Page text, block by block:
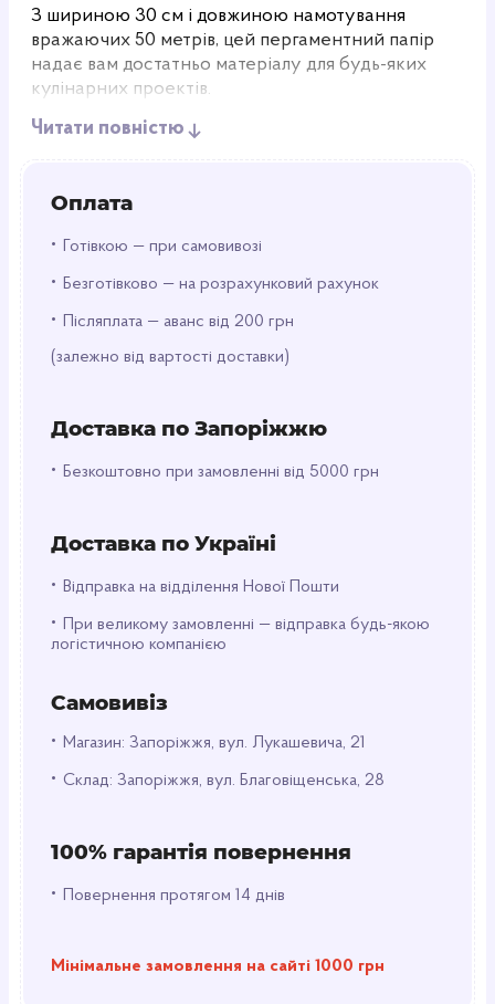
Оплата
• Готівкою — при самовивозі
• Безготівково — на розрахунковий рахунок
•
Післяплата — аванс від 200 грн
(залежно від вартості доставки)
Доставка по Запоріжжю
• Безкоштовно при замовленні від 5000 грн
Доставка по Україні
• Відправка на відділення Нової Пошти
•
При великому замовленні — відправка будь-якою
логістичною компанією
Самовивіз
• Магазин: Запоріжжя, вул. Лукашевича, 21
• Склад: Запоріжжя, вул. Благовіщенська, 28
100% гарантія повернення
• Повернення протягом 14 днів
Мінімальне замовлення на сайті 1000 грн
З шириною 30 см і довжиною намотування
вражаючих 50 метрів, цей пергаментний папір
надає вам достатньо матеріалу для будь-яких
кулінарних проектів.
Її білий колір надає вашим кулінарним шедеврам
Пергамент "Повна скриня" забезпечує
рівномірне прогрівання та запобігає прилипанню
випічки до дека або форми для випічки. Завдяки
скуштуватиме ідеально кожного разу.
компаньйоном на кухні та робити процес
Читати повністю